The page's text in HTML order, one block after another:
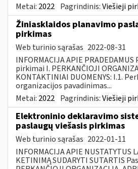
Metai: 2022 Pagrindinis:Viešieji
Žiniasklaidos planavimo
pirkimas
Web turinio sąrašas 2022-08-31
INFORMACIJA APIE
pirkimai I. PERKANČIOJI
KONTAKTINIAI DUOMENYS: I.1.
organizacijos pavadinimas...
Metai: 2022 Pagrindinis:Viešieji
Elektroninio deklaravimo
paslaugų viešasis pirkimas
Web turinio sąrašas 2022-01-11
INFORMACIJA APIE NUSTATYTUS
KETINIMĄ SUDARYTI SUTARTIS